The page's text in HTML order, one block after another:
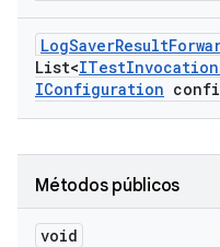
LogSaverResult
List<ITestInvocation
IConfiguration
Métodos públicos
void